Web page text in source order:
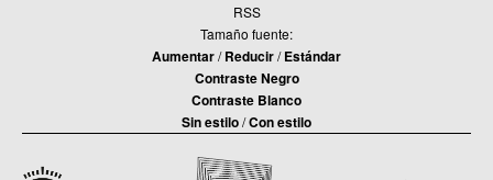
RSS
Tamaño fuente:
Aumentar/Reducir/Estándar
Contraste Negro
Contraste Blanco
Sin estilo/Con estilo